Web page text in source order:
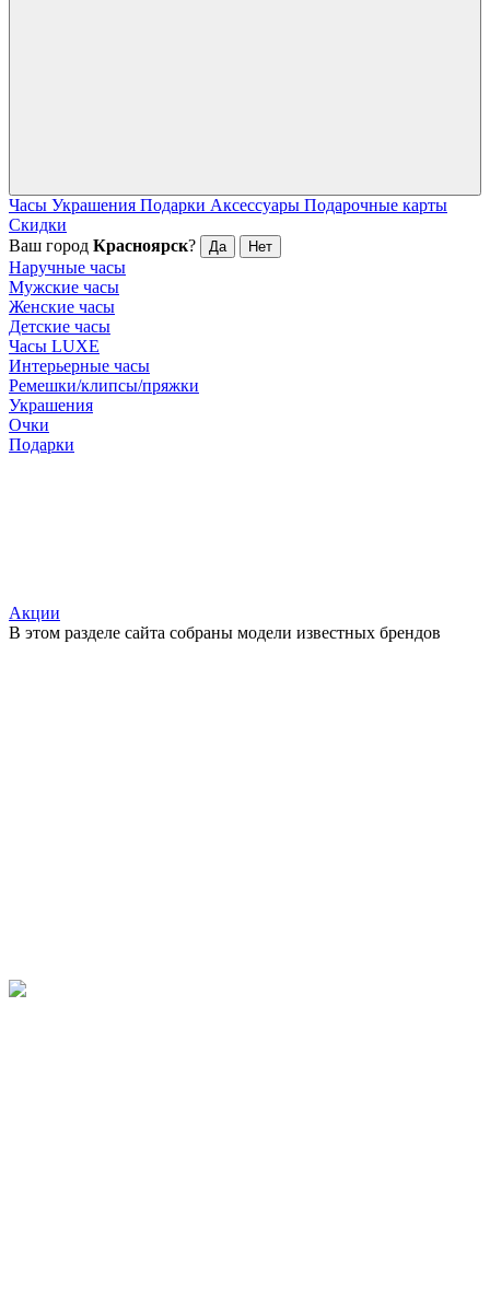
Часы Украшения Подарки Аксессуары Подарочные карты
Скидки
Ваш город Красноярск? Да Нет
Наручные часы
Мужские часы
Женские часы
Детские часы
Часы LUXE
Интерьерные часы
Ремешки/клипсы/пряжки
Украшения
Очки
Подарки
Акции
В этом разделе сайта собраны модели известных брендов